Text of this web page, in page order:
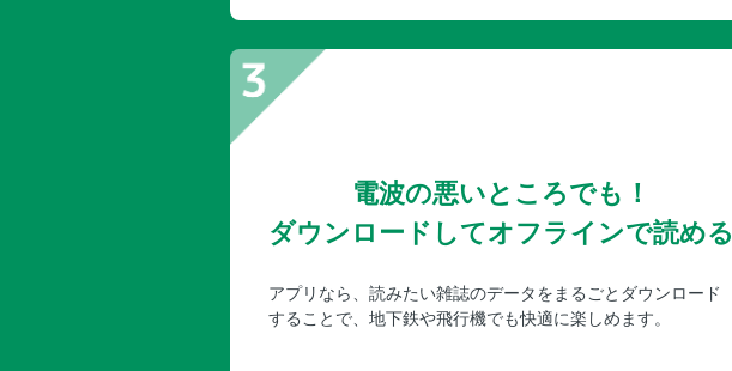
電波の悪いところでも！
ダウンロードしてオフラインで読める
アプリなら、読みたい雑誌のデータをまるごとダウンロード
することで、地下鉄や飛行機でも快適に楽しめます。